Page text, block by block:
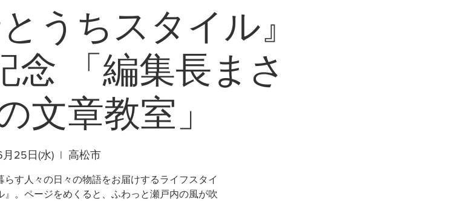
うちスタイル』
念 「編集長まさ
文章教室」
月25日(水)
  |
高松市
す人々の日々の物語をお届けするライフスタイ
』。ページをめくると、ふわっと瀬戸内の風が吹